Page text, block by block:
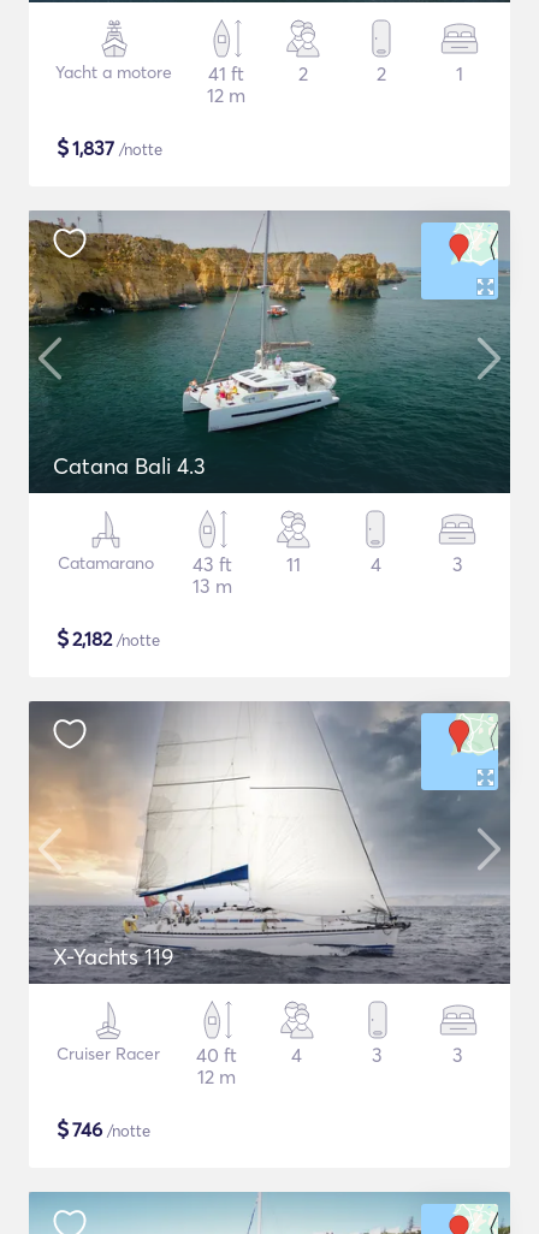
Yacht a motore
41 ft
12 m
2 2 1
$1,837 /notte
Catana Bali 4.3
Catamarano
43 ft
13 m
11 4 3
$2,182/notte
X-Yachts 119
Cruiser Racer
40 ft
12 m
4 3 3
$746 /notte